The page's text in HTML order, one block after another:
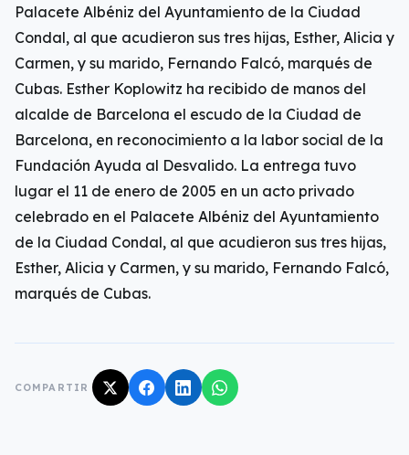
Palacete Albéniz del Ayuntamiento de la Ciudad
Condal, al que acudieron sus tres hijas, Esther, Alicia y
Carmen, y su marido, Fernando Falcó, marqués de
Cubas. Esther Koplowitz ha recibido de manos del
alcalde de Barcelona el escudo de la Ciudad de
Barcelona, en reconocimiento a la labor social de la
Fundación Ayuda al Desvalido. La entrega tuvo
lugar el 11 de enero de 2005 en un acto privado
celebrado en el Palacete Albéniz del Ayuntamiento
de la Ciudad Condal, al que acudieron sus tres hijas,
Esther, Alicia y Carmen, y su marido, Fernando Falcó,
marqués de Cubas.
COMPARTIR